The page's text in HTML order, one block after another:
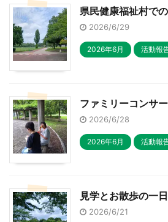
県民健康福祉村で
2026/6/29
2026年6月 活動報
ファミリーコンサ
2026/6/28
2026年6月 活動報
見学とお散歩の一日
2026/6/21